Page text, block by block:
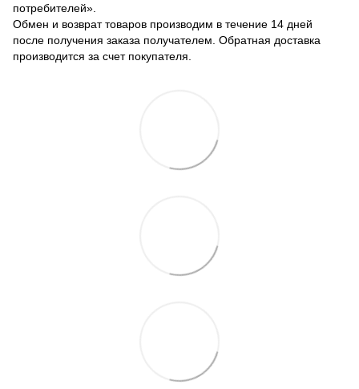
потребителей».
Обмен и возврат товаров производим в течение 14 дней
после получения заказа получателем. Обратная доставка
производится за счет покупателя.